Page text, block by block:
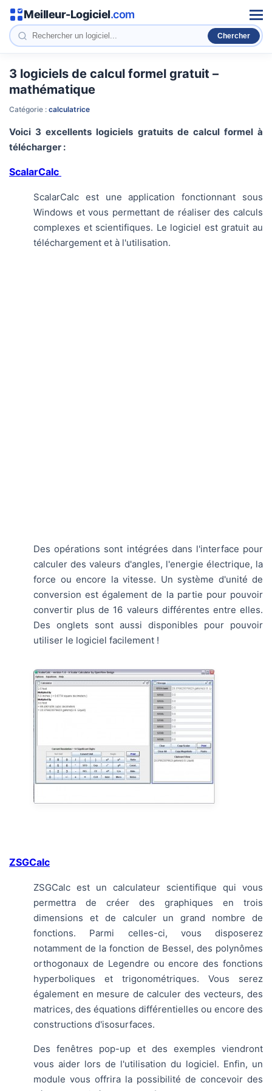
Meilleur-Logiciel.com
3 logiciels de calcul formel gratuit –
mathématique
Catégorie : calculatrice
Voici 3 excellents logiciels gratuits de calcul formel à
télécharger :
ScalarCalc
ScalarCalc est une application fonctionnant sous
Windows et vous permettant de réaliser des calculs
complexes et scientifiques. Le logiciel est gratuit au
téléchargement et à l'utilisation.
Des opérations sont intégrées dans l'interface pour
calculer des valeurs d'angles, l'energie électrique, la
force ou encore la vitesse. Un système d'unité de
conversion est également de la partie pour pouvoir
convertir plus de 16 valeurs différentes entre elles.
Des onglets sont aussi disponibles pour pouvoir
utiliser le logiciel facilement !
ZSGCalc
ZSGCalc est un calculateur scientifique qui vous
permettra de créer des graphiques en trois
dimensions et de calculer un grand nombre de
fonctions. Parmi celles-ci, vous disposerez
notamment de la fonction de Bessel, des polynômes
orthogonaux de Legendre ou encore des fonctions
hyperboliques et trigonométriques. Vous serez
également en mesure de calculer des vecteurs, des
matrices, des équations différentielles ou encore des
constructions d'isosurfaces.
Des fenêtres pop-up et des exemples viendront
vous aider lors de l'utilisation du logiciel. Enfin, un
module vous offrira la possibilité de concevoir des